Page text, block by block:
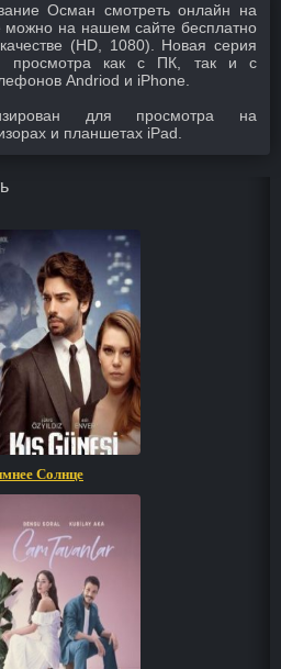
Осман смотреть онлайн на
можно на нашем сайте бесплатно
(HD, 1080). Новая серия
просмотра как с ПК, так и с
Andriod и iPhone.
для просмотра на
и планшетах iPad.
Солнце